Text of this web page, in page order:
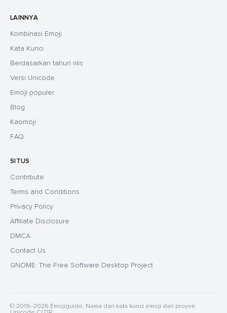
LAINNYA
Kombinasi Emoji
Kata Kunci
Berdasarkan tahun rilis
Versi Unicode
Emoji populer
Blog
Kaomoji
FAQ
SITUS
Contribute
Terms and Conditions
Privacy Policy
Affiliate Disclosure
DMCA
Contact Us
GNOME: The Free Software Desktop Project
© 2019–2026 Emojiguide. Nama dan kata kunci emoji dari proyek